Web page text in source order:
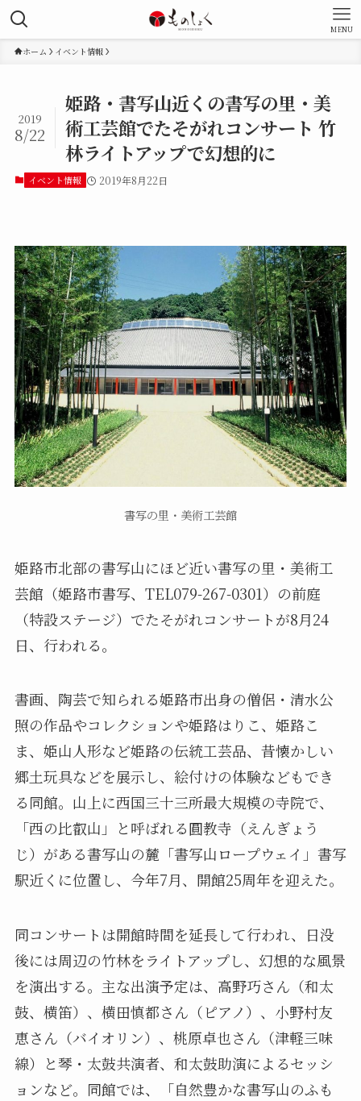
MENU
ホーム イベント情報
姫路・書写山近くの書写の里・美
術工芸館でたそがれコンサート 竹
林ライトアップで幻想的に
2019
8/22
イベント情報 2019年8月22日
書写の里・美術工芸館
姫路市北部の書写山にほど近い書写の里・美術工
芸館（姫路市書写、TEL079-267-0301）の前庭
（特設ステージ）でたそがれコンサートが8月24
日、行われる。
書画、陶芸で知られる姫路市出身の僧侶・清水公
照の作品やコレクションや姫路はりこ、姫路こ
ま、姫山人形など姫路の伝統工芸品、昔懐かしい
郷土玩具などを展示し、絵付けの体験などもでき
る同館。山上に西国三十三所最大規模の寺院で、
「西の比叡山」と呼ばれる圓教寺（えんぎょう
じ）がある書写山の麓「書写山ロープウェイ」書写
駅近くに位置し、今年7月、開館25周年を迎えた。
同コンサートは開館時間を延長して行われ、日没
後には周辺の竹林をライトアップし、幻想的な風景
を演出する。主な出演予定は、高野巧さん（和太
鼓、横笛）、横田慎都さん（ピアノ）、小野村友
恵さん（バイオリン）、桃原卓也さん（津軽三味
線）と琴・太鼓共演者、和太鼓助演によるセッシ
ョンなど。同館では、「自然豊かな書写山のふも